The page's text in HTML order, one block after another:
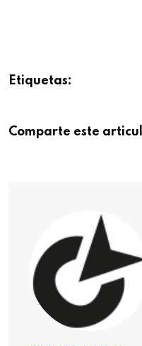
Etiquetas:
Comparte este